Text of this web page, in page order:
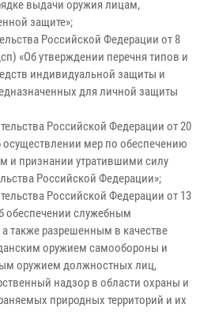
выдачи оружия лицам,
защите»;
Российской Федерации от 8
«Об утверждении перечня типов и
индивидуальной защиты и
для личной защиты
Российской Федерации от 20
осуществлении мер по обеспечению
и признании утратившими силу
Российской Федерации»;
Российской Федерации от 13
обеспечении служебным
также разрешенным в качестве
оружием самообороны и
оружием должностных лиц,
надзор в области охраны и
природных территорий и их